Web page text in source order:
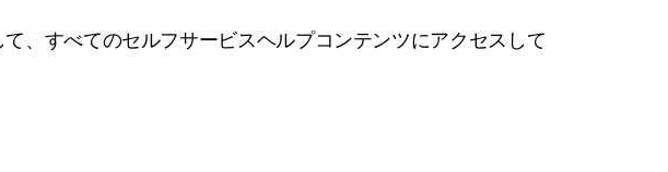
、すべてのセルフサービスヘルプコンテンツにアクセスして